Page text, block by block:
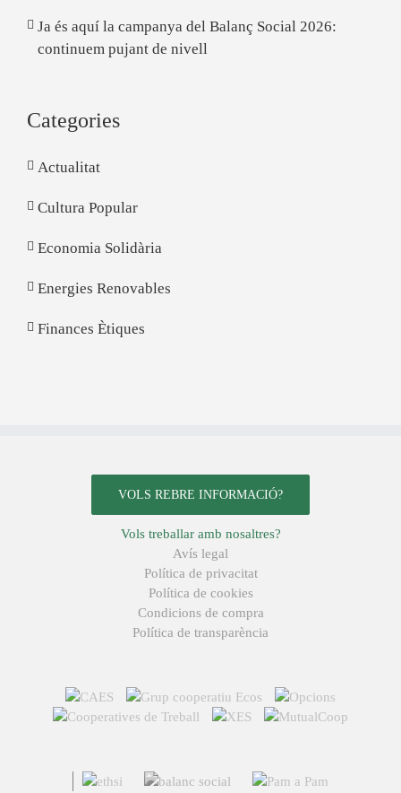
Ja és aquí la campanya del Balanç Social 2026:
continuem pujant de nivell
Categories
Actualitat
Cultura Popular
Economia Solidària
Energies Renovables
Finances Ètiques
VOLS REBRE INFORMACIÓ?
Vols treballar amb nosaltres?
Avís legal
Política de privacitat
Política de cookies
Condicions de compra
Política de transparència